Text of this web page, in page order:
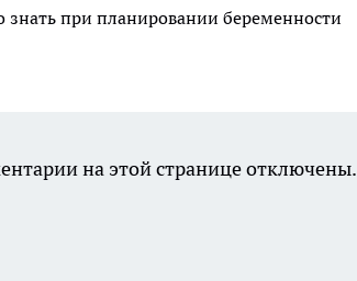
при планировании беременности
на этой странице отключены.